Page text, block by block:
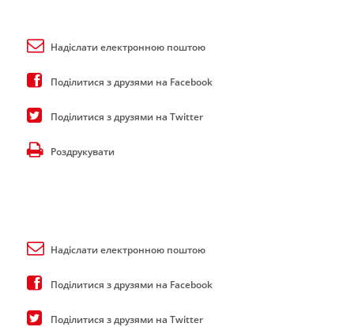
Надіслати електронною поштою
Поділитися з друзями на Facebook
Поділитися з друзями на Twitter
Роздрукувати
Надіслати електронною поштою
Поділитися з друзями на Facebook
Поділитися з друзями на Twitter